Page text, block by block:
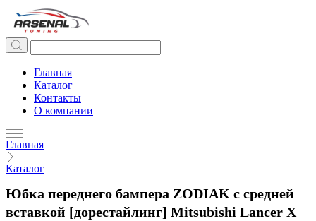
Главная
Каталог
Контакты
О компании
Главная
Каталог
Юбка переднего бампера ZODIAK с средней
вставкой [дорестайлинг] Mitsubishi Lancer X